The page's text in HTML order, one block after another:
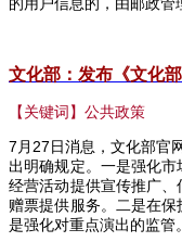
文化部：发布《文化
【关键词】公共政策
7 月 27日消息，文化部官
出明确规定。一是强化
经营活动提供宣传推广
赠票提供服务。二是在
是强化对重点演出的监管。